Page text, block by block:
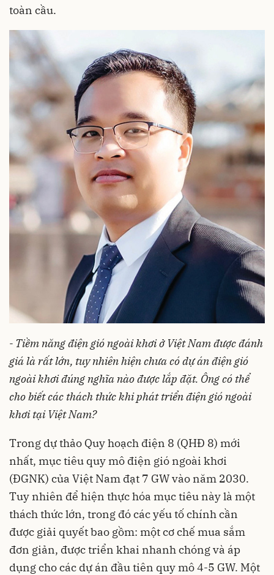
toàn cầu.
- Tiềm năng điện gió ngoài khơi ở Việt Nam được đánh
giá là rất lớn, tuy nhiên hiện chưa có dự án điện gió
ngoài khơi đúng nghĩa nào được lắp đặt. Ông có thể
cho biết các thách thức khi phát triển điện gió ngoài
khơi tại Việt Nam?
Trong dự thảo Quy hoạch điện 8 (QHĐ 8) mới
nhất, mục tiêu quy mô điện gió ngoài khơi
(ĐGNK) của Việt Nam đạt 7 GW vào năm 2030.
Tuy nhiên để hiện thực hóa mục tiêu này là một
thách thức lớn, trong đó các yếu tố chính cần
được giải quyết bao gồm: một cơ chế mua sắm
đơn giản, được triển khai nhanh chóng và áp
dụng cho các dự án đầu tiên quy mô 4-5 GW. Một